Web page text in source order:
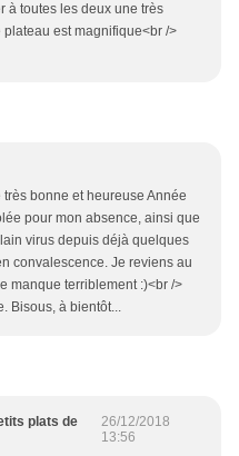
à toutes les deux une très
est magnifique<br />
bonne et heureuse Année
pour mon absence, ainsi que
virus depuis déjà quelques
convalescence. Je reviens au
manque terriblement :)<br />
Bisous, à bientôt...
plats de
26/12/2018
13:56